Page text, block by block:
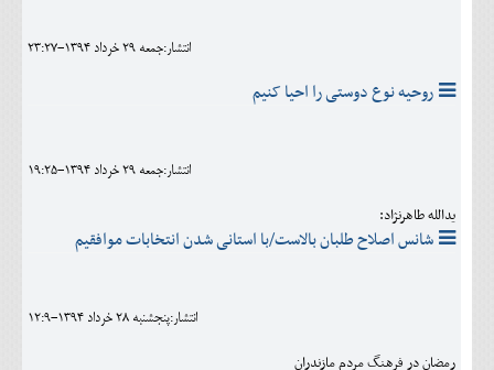
انتشار:جمعه 29 خرداد 1394-23:27
روحیه نوع دوستی را احیا کنیم
انتشار:جمعه 29 خرداد 1394-19:25
یدالله طاهرنژاد:
شانس اصلاح طلبان بالاست/با استانی شدن انتخابات موافقیم
انتشار:پنجشنبه 28 خرداد 1394-12:9
رمضان در فرهنگ مردم مازندران